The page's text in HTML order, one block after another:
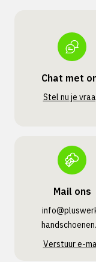
Chat met
Stel nu je
Mail ons
Verstuur e-